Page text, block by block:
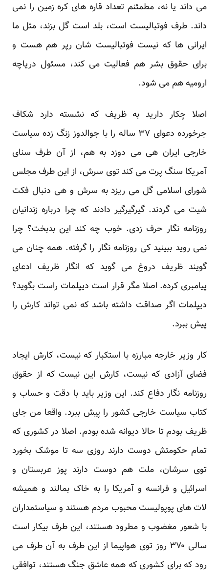
می داند یا نه، مطمئنم تعداد قاره های کره زمین را نمی
داند. طرف فوتبالیست است، بلد است گل بزند، مثل ما
ایرانی ها که نیست فوتبالیست شان رپر هم هست و
برای حقوق بشر هم فعالیت می کند، مسئول دریاچه
ارومیه هم می شود.
اصلا چکار دارید به ظریف که نشسته دارد شکاف
جرخورده دعوای ۳۷ ساله را با جوالدوز زنگ زده سیاست
خارجی ایران هی می دوزد به هم، از آن طرف سنای
آمریکا سنگ پرت می کند توی سرش، از این طرف مجلس
شورای اسلامی گل می ریزد به سرش و هی دنبال فکت
شیت می گردند. گیرگیرگیر دادند که چرا درباره زندانیان
روزنامه نگار حرف زدی. خوب چه کند این بدبخت؟ چرا
نمی روید ببینید کی روزنامه نگار را گرفته. همه چنان می
گویند ظریف دروغ می گوید که انگار ظریف ادعای
پیامبری کرده. اصلا مگر قرار است دیپلمات راست بگوید؟
دیپلمات اگر صداقت داشته باشد که نمی تواند کارش را
پیش ببرد.
کار وزیر خارجه مبارزه با استکبار که نیست، کارش ایجاد
فضای آزادی که نیست، کارش این نیست که از حقوق
روزنامه نگار دفاع کند. این وزیر باید با دقت و حساب و
کتاب سیاست خارجی کشور را پیش ببرد. واقعا من جای
ظریف بودم تا حالا دیوانه شده بودم. اصلا در کشوری که
تمام حکومتش دوست دارند روزی سه تا موشک بخورد
توی سرشان، ملت هم دوست دارند پوز عربستان و
اسرائیل و فرانسه و آمریکا را به خاک بمالند و همیشه
لات های پوپولیست محبوب مردم هستند و سیاستمداران
با شعور مغضوب و مطرود هستند، این طرف بیکار است
سالی ۳۷۰ روز توی هواپیما از این طرف به آن طرف می
رود که برای کشوری که همه عاشق جنگ هستند، توافقی